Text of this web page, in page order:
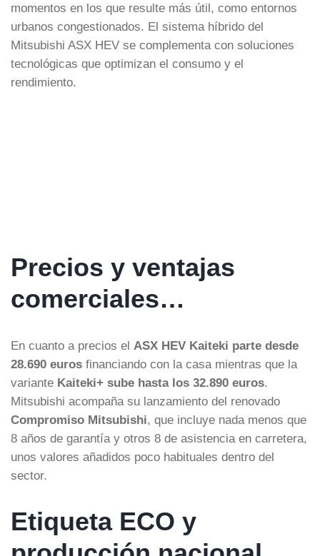
momentos en los que resulte más útil, como entornos
urbanos congestionados. El sistema híbrido del
Mitsubishi ASX HEV se complementa con soluciones
tecnológicas que optimizan el consumo y el
rendimiento.
Precios y ventajas
comerciales…
En cuanto a precios el ASX HEV Kaiteki parte desde
28.690 euros financiando con la casa mientras que la
variante Kaiteki+ sube hasta los 32.890 euros.
Mitsubishi acompaña su lanzamiento del renovado
Compromiso Mitsubishi, que incluye nada menos que
8 años de garantía y otros 8 de asistencia en carretera,
unos valores añadidos poco habituales dentro del
sector.
Etiqueta ECO y